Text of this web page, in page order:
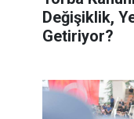
Değişiklik,
Getiriyor?